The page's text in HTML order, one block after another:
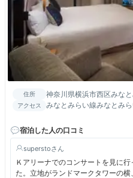
住所 神奈川県横浜市西区みな
アクセス
みなとみらい線みなとみ
宿泊した人の口コミ
supersto
Ｋアリーナでのコンサートを見に
た。立地がランドマークタワーの